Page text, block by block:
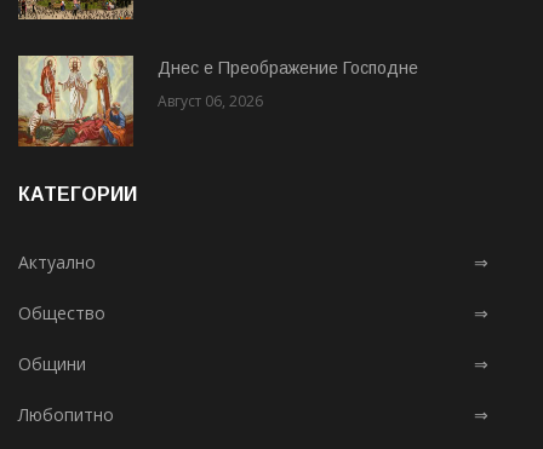
Днес е Преображение Господне
Август 06, 2026
КАТЕГОРИИ
Актуално ⇒
Общество ⇒
Общини ⇒
Любопитно ⇒